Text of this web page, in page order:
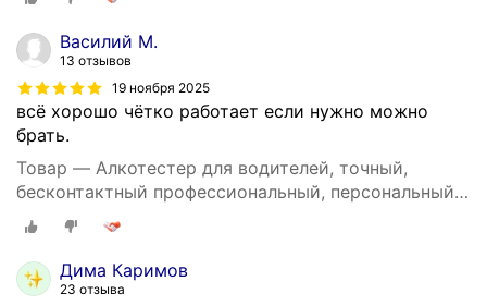
Василий М.
13 отзывов
19 ноября 2025
всё хорошо чётко работает если нужно можно
брать.
Товар — Алкотестер для водителей, точный,
бесконтактный профессиональный, персональный
DG shop
Дима Каримов
23 отзыва